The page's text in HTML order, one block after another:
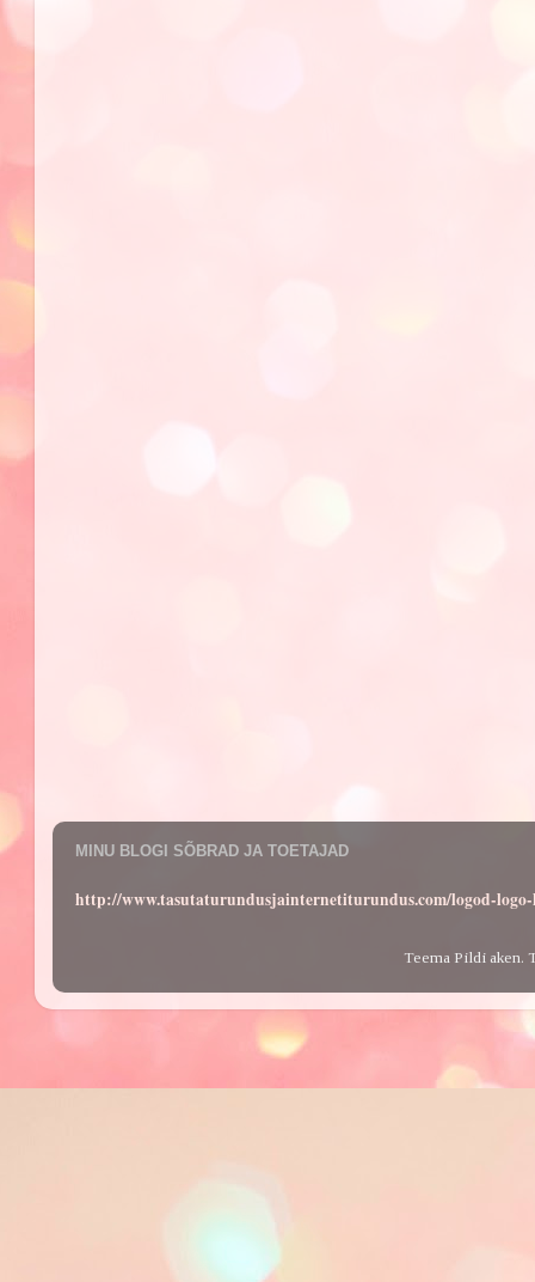
MINU BLOGI SÕBRAD JA TOETAJAD
http://www.tasutaturundusjainternetiturundus.com/logod-
Teema Pildi aken.